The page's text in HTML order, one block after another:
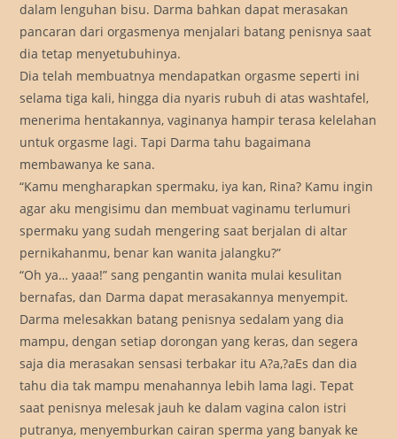
dalam lenguhan bisu. Darma bahkan dapat merasakan
pancaran dari orgasmenya menjalari batang penisnya saat
dia tetap menyetubuhinya.
Dia telah membuatnya mendapatkan orgasme seperti ini
selama tiga kali, hingga dia nyaris rubuh di atas washtafel,
menerima hentakannya, vaginanya hampir terasa kelelahan
untuk orgasme lagi. Tapi Darma tahu bagaimana
membawanya ke sana.
“Kamu mengharapkan spermaku, iya kan, Rina? Kamu ingin
agar aku mengisimu dan membuat vaginamu terlumuri
spermaku yang sudah mengering saat berjalan di altar
pernikahanmu, benar kan wanita jalangku?”
“Oh ya… yaaa!” sang pengantin wanita mulai kesulitan
bernafas, dan Darma dapat merasakannya menyempit.
Darma melesakkan batang penisnya sedalam yang dia
mampu, dengan setiap dorongan yang keras, dan segera
saja dia merasakan sensasi terbakar itu A?a,?aEs dan dia
tahu dia tak mampu menahannya lebih lama lagi. Tepat
saat penisnya melesak jauh ke dalam vagina calon istri
putranya, menyemburkan cairan sperma yang banyak ke